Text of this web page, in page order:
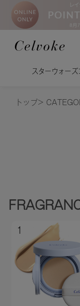
スターウォー
トップ>
1